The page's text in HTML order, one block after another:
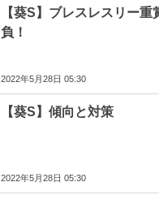
【葵S】ブレスレスリー重
負！
2022年5月28日 05:30
【葵S】傾向と対策
2022年5月28日 05:30